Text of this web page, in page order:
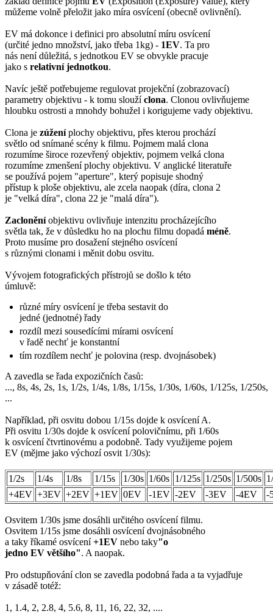
můžeme volně přeložit jako míra osvícení (obecně ovlivnění).
EV má dokonce i definici pro absolutní míru osvícení
(určité jedno množství, jako třeba 1kg) - 1EV. Ta pro
nás není důležitá, s jednotkou EV se obvykle pracuje
jako s relativní jednotkou.
Navíc ještě potřebujeme regulovat projekční (zobrazovací)
parametry objektivu - k tomu sloužíclona. Clonou ovlivňujeme
hloubku ostrosti a mnohdy bohužel i korigujeme vady objektivu.
Clona je zúženíplochy objektivu, přes kterou prochází
světlo od snímané scény k filmu. Pojmem malá clona
rozumíme široce rozevřený objektiv, pojmem velká clona
rozumíme zmenšení plochy objektivu. V anglické literatuře
se používá pojem "aperture", který popisuje shodný
přístup k ploše objektivu, ale zcela naopak (díra, clona 2
je "velká díra", clona 22 je "malá díra").
Zacloněníobjektivu ovlivňuje intenzitu procházejícího
světla tak, že v důsledku ho na plochu filmu dopadá méně.
Proto musíme pro dosažení stejného osvícení
s různými clonami i měnit dobu osvitu.
Vývojem fotografických přístrojů se došlo k této
úmluvě:
různé míry osvícení je třeba sestavit do
jedné (jednotné) řady
rozdíl mezi sousedícími mírami osvícení
v řadě nechť je konstantní
tím rozdílem nechť je polovina (resp. dvojnásobek)
A zavedla se řada expozičních časů:
..., 8s, 4s, 2s, 1s, 1/2s, 1/4s, 1/8s, 1/15s, 1/30s, 1/60s, 1/125s, 1/250s,
...
Například, při osvitu dobou 1/15s dojde k osvícení A.
Při osvitu 1/30s dojde k osvícení polovičnímu, při 1/60s
k osvícení čtvrtinovému a podobně. Tady využijeme pojem
EV (mějme jako výchozí osvit 1/30s):
1/2s 1/4s 1/8s 1/15s 1/30s 1/60s 1/125s 1/250s 1/500s
+4EV +3EV +2EV +1EV 0EV -1EV -2EV -3EV -4EV -
Osvitem 1/30s jsme dosáhli určitého osvícení filmu.
Osvitem 1/15s jsme dosáhli osvícení dvojnásobného
a taky říkamé osvícení+1EV nebo taky"o
jedno EV většího". A naopak.
Pro odstupňování clon se zavedla podobná řada a ta vyjadřuje
v zásadě totéž:
1, 1.4, 2, 2.8, 4, 5.6, 8, 11, 16, 22, 32, ....